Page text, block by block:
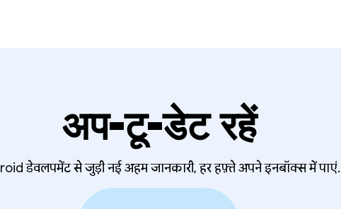
अप-टू-डेट रहें
डेवलपमेंट से जुड़ी नई अहम जानकारी, हर हफ़्ते अपने इनबॉक्स में पाएं.